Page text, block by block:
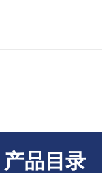
产品目录